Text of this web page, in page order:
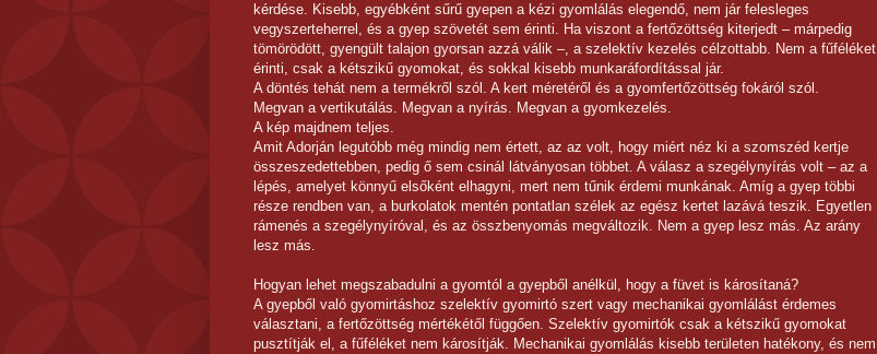
kérdése. Kisebb, egyébként sűrű gyepen a kézi gyomlálás elegendő, nem jár felesleges
vegyszerteherrel, és a gyep szövetét sem érinti. Ha viszont a fertőzöttség kiterjedt – márpedig
tömörödött, gyengült talajon gyorsan azzá válik –, a szelektív kezelés célzottabb. Nem a fűféléket
érinti, csak a kétszikű gyomokat, és sokkal kisebb munkaráfordítással jár.
A döntés tehát nem a termékről szól. A kert méretéről és a gyomfertőzöttség fokáról szól.
Megvan a vertikutálás. Megvan a nyírás. Megvan a gyomkezelés.
A kép majdnem teljes.
Amit Adorján legutóbb még mindig nem értett, az az volt, hogy miért néz ki a szomszéd kertje
összeszedettebben, pedig ő sem csinál látványosan többet. A válasz a szegélynyírás volt – az a
lépés, amelyet könnyű elsőként elhagyni, mert nem tűnik érdemi munkának. Amíg a gyep többi
része rendben van, a burkolatok mentén pontatlan szélek az egész kertet lazává teszik. Egyetlen
rámenés a szegélynyíróval, és az összbenyomás megváltozik. Nem a gyep lesz más. Az arány
lesz más.
Hogyan lehet megszabadulni a gyomtól a gyepből anélkül, hogy a füvet is károsítaná?
A gyepből való gyomirtáshoz szelektív gyomirtó szert vagy mechanikai gyomlálást érdemes
választani, a fertőzöttség mértékétől függően. Szelektív gyomirtók csak a kétszikű gyomokat
pusztítják el, a fűféléket nem károsítják. Mechanikai gyomlálás kisebb területen hatékony, és nem